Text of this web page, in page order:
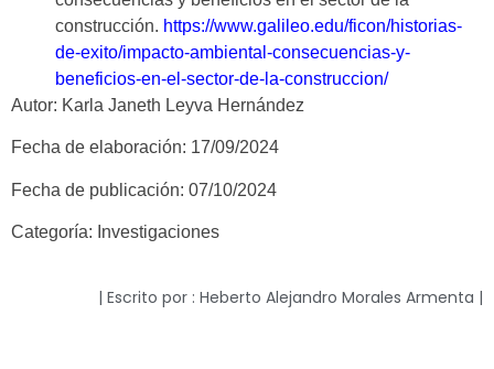
construcción. https://www.galileo.edu/ficon/historias-
de-exito/impacto-ambiental-consecuencias-y-
beneficios-en-el-sector-de-la-construccion/
Autor: Karla Janeth Leyva Hernández
Fecha de elaboración: 17/09/2024
Fecha de publicación: 07/10/2024
Categoría: Investigaciones
| Escrito por : Heberto Alejandro Morales Armenta |